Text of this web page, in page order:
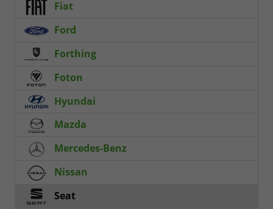
Fiat
Ford
Forthing
Foton
Hyundai
Mazda
Mercedes-Benz
Nissan
Seat